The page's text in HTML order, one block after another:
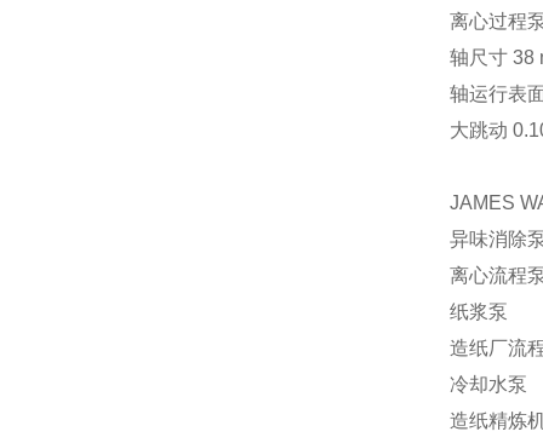
离心过程
轴尺寸
轴运行表
大跳动
JAMES
异味消除
离心流程
纸浆泵
造纸厂流
冷却水泵
造纸精炼